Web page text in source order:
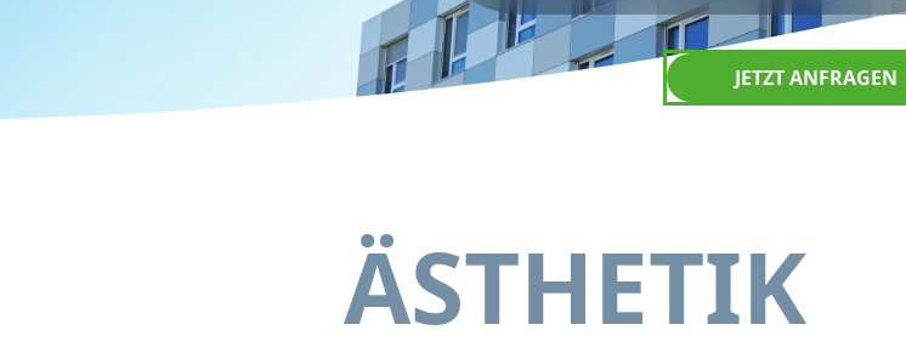
JETZT ANFRAGEN
ÄSTHETIK